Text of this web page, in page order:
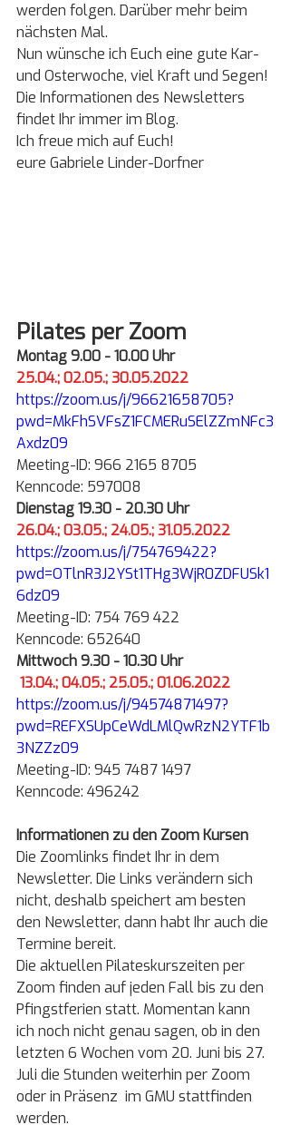
werden folgen. Darüber mehr beim
nächsten Mal.
Nun wünsche ich Euch eine gute Kar-
und Osterwoche, viel Kraft und Segen!
Die Informationen des Newsletters
findet Ihr immer im Blog.
Ich freue mich auf Euch!
eure Gabriele Linder-Dorfner
Pilates per Zoom
Montag 9.00 - 10.00 Uhr
25.04.; 02.05.; 30.05.2022
https://zoom.us/j/96621658705?
pwd=MkFhSVFsZ1FCMERuSElZZmNFc3
Axdz09
Meeting-ID: 966 2165 8705
Kenncode: 597008
Dienstag 19.30 - 20.30 Uhr
26.04.; 03.05.; 24.05.; 31.05.2022
https://zoom.us/j/754769422?
pwd=OTlnR3J2YSt1THg3WjR0ZDFUSk1
6dz09
Meeting-ID: 754 769 422
Kenncode: 652640
Mittwoch 9.30 - 10.30 Uhr
13.04.; 04.05.; 25.05.; 01.06.2022
https://zoom.us/j/94574871497?
pwd=REFXSUpCeWdLMlQwRzN2YTF1b
3NZZz09
Meeting-ID: 945 7487 1497
Kenncode: 496242
Informationen zu den Zoom Kursen
Die Zoomlinks findet Ihr in dem
Newsletter. Die Links verändern sich
nicht, deshalb speichert am besten
den Newsletter, dann habt Ihr auch die
Termine bereit.
Die aktuellen Pilateskurszeiten per
Zoom finden auf jeden Fall bis zu den
Pfingstferien statt. Momentan kann
ich noch nicht genau sagen, ob in den
letzten 6 Wochen vom 20. Juni bis 27.
Juli die Stunden weiterhin per Zoom
oder in Präsenz  im GMU stattfinden
werden.